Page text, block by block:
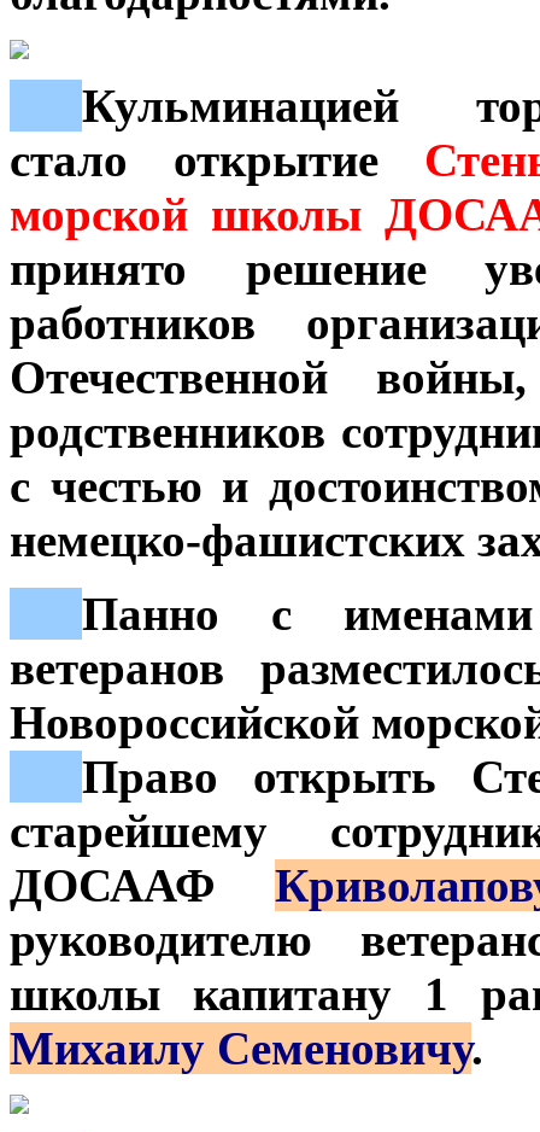
Кульминацией
стало открытие
морской школы
принято решение
работников
Отечественной
родственников
с честью и
немецко-фашистских
Панно с
ветеранов
Новороссийской
Право открыть
старейшему
ДОСААФ
руководителю
школы капитану 1
Михаилу Семеновичу.